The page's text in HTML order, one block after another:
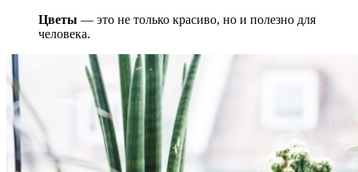
Цветы — это не только красиво, но и полезно для
человека.